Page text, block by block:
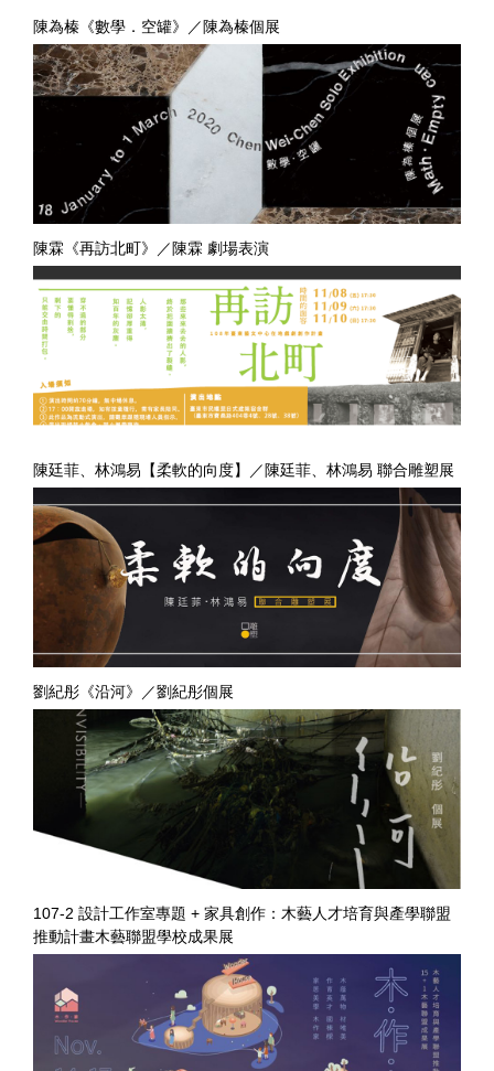
陳為榛《數學．空罐》／陳為榛個展
陳霖《再訪北町》／陳霖 劇場表演
陳廷菲、林鴻易【柔軟的向度】／陳廷菲、林鴻易 聯合雕塑展
劉紀彤《沿河》／劉紀彤個展
107-2 設計工作室專題 + 家具創作：木藝人才培育與產學聯盟
推動計畫木藝聯盟學校成果展